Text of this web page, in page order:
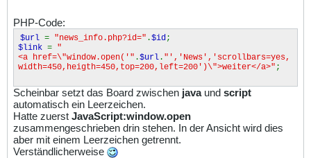
PHP-Code:
$url = "news_info.php?id=" .$id ;
$link = "
<a href=\"window.open('" .$url . "','News','scrollbars=yes,
width=450,heigth=450,top=200,left=200')\">weiter</a>" ;
Scheinbar setzt das Board zwischen javaund script
automatisch ein Leerzeichen.
Hatte zuerst JavaScript:window.open
zusammengeschrieben drin stehen. In der Ansicht wird dies
aber mit einem Leerzeichen getrennt.
Verständlicherweise